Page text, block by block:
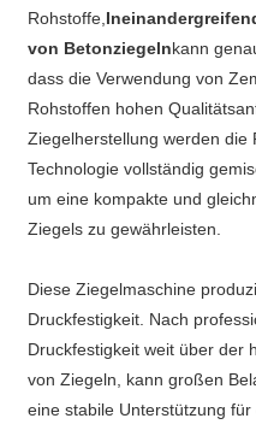
Rohstoffe,
von Betonziegelnkann
dass die Verwendung von
Rohstoffen hohen
Ziegelherstellung werden die
Technologie vollständig
um eine kompakte und
Ziegels zu gewährleisten.
Diese Ziegelmaschine
Druckfestigkeit. Nach
Druckfestigkeit weit über der
von Ziegeln, kann großen
eine stabile Unterstützung